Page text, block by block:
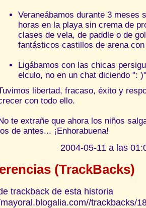
Veraneábamos durante 3 meses
horas en la playa sin crema de
clases de vela, de paddle o de
fantásticos castillos de arena
Ligábamos con las chicas
elculo, no en un chat diciendo ":
libertad, fracaso, éxito y
con todo ello.
te extrañe que ahora los niños
de antes... ¡Enhorabuena!
2004-05-11 a las
(TrackBacks)
trackback de esta historia
trackbacks/